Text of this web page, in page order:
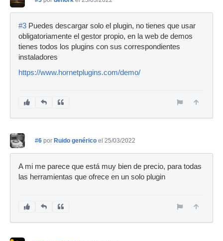
#3 Puedes descargar solo el plugin, no tienes que usar
obligatoriamente el gestor propio, en la web de demos
tienes todos los plugins con sus correspondientes
instaladores
https://www.hornetplugins.com/demo/
#6 por Ruido genérico el 25/03/2022
A mi me parece que está muy bien de precio, para todas
las herramientas que ofrece en un solo plugin